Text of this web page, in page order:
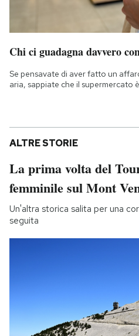
Chi ci guadagna davvero
Se pensavate di aver fatto un
aria, sappiate che il supermercato
ALTRE STORIE
La prima volta del
femminile sul Mont
Un'altra storica salita per una
seguita